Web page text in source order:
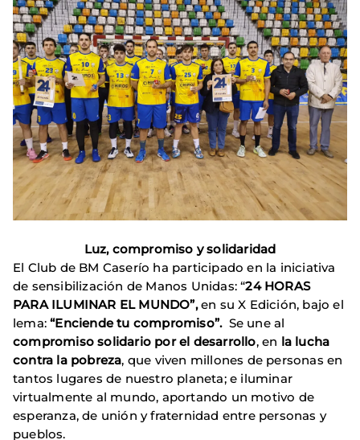
Luz, compromiso y solidaridad
El Club de BM Caserío ha participado en la iniciativa
de sensibilización de Manos Unidas: “24 HORAS
PARA ILUMINAR EL MUNDO”,en su X Edición, bajo el
lema:“Enciende tu compromiso”.Se une al
compromiso solidario por el desarrollo, en la lucha
contra la pobreza, que viven millones de personas en
tantos lugares de nuestro planeta; e iluminar
virtualmente al mundo, aportando un motivo de
esperanza, de unión y fraternidad entre personas y
pueblos.